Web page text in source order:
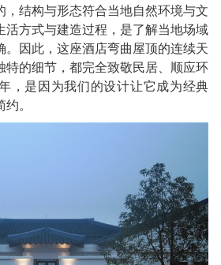
结构与形态符合当地自然环境与文
活方式与建造过程，是了解当地场域
。因此，这座酒店弯曲屋顶的连续天
特的细节，都完全致敬民居、顺应环
，是因为我们的设计让它成为经典
。